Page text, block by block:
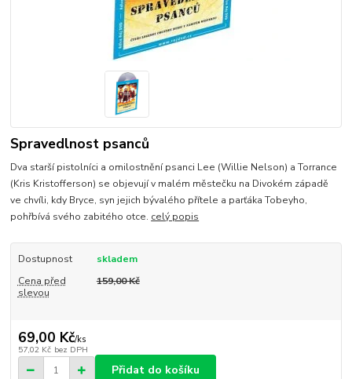
Spravedlnost psanců
Dva starší pistolníci a omilostnění psanci Lee (Willie Nelson) a Torrance
(Kris Kristofferson) se objevují v malém městečku na Divokém západě
ve chvíli, kdy Bryce, syn jejich bývalého přítele a parťáka Tobeyho,
pohřbívá svého zabitého otce. celý popis
Dostupnost
skladem
Cena před
slevou
159,00 Kč
69,00 Kč/ks
57,02 Kč bez DPH
Přidat do košíku